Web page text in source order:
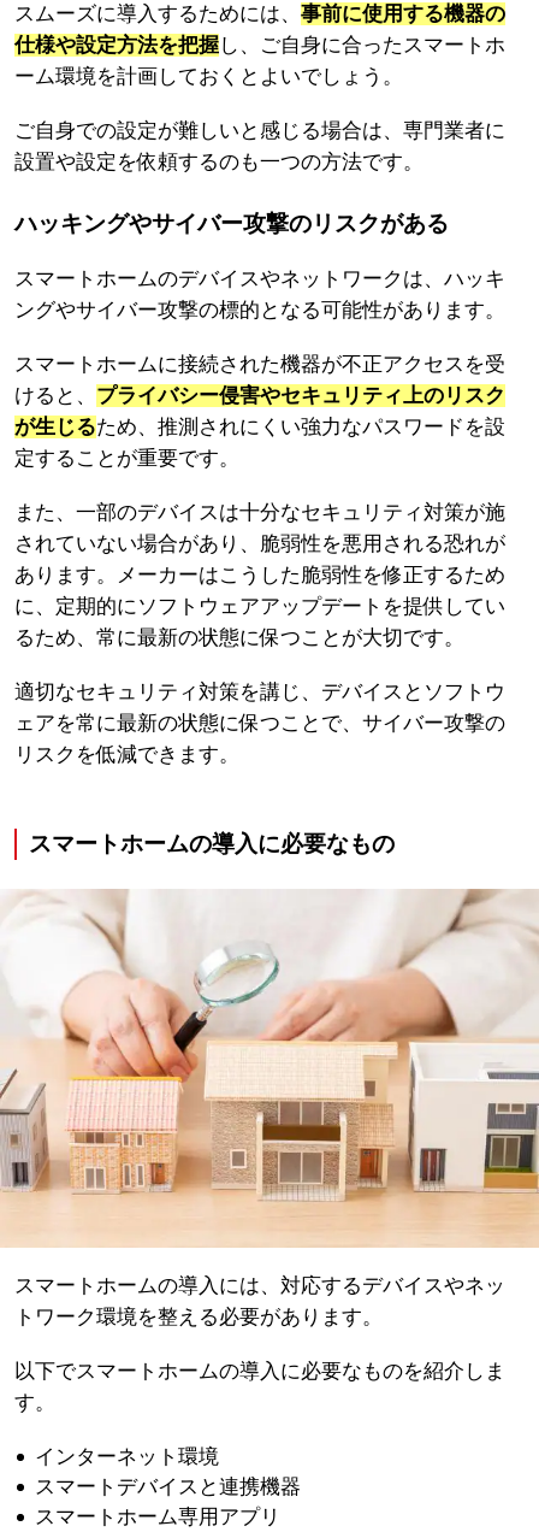
スムーズに導入するためには、 事前に使用する機器の
仕様や設定方法を把握し、ご自身に合ったスマートホ
ーム環境を計画しておくとよいでしょう。
ご自身での設定が難しいと感じる場合は、専門業者に
設置や設定を依頼するのも一つの方法です。
ハッキングやサイバー攻撃のリスクがある
スマートホームのデバイスやネットワークは、ハッキ
ングやサイバー攻撃の標的となる可能性があります。
スマートホームに接続された機器が不正アクセスを受
けると、 プライバシー侵害やセキュリティ上のリスク
が生じるため、推測されにくい強力なパスワードを設
定することが重要です。
また、一部のデバイスは十分なセキュリティ対策が施
されていない場合があり、脆弱性を悪用される恐れが
あります。メーカーはこうした脆弱性を修正するため
に、定期的にソフトウェアアップデートを提供してい
るため、常に最新の状態に保つことが大切です。
適切なセキュリティ対策を講じ、デバイスとソフトウ
ェアを常に最新の状態に保つことで、サイバー攻撃の
リスクを低減できます。
スマートホームの導入に必要なもの
スマートホームの導入には、対応するデバイスやネッ
トワーク環境を整える必要があります。
以下でスマートホームの導入に必要なものを紹介しま
す。
インターネット環境
スマートデバイスと連携機器
スマートホーム専用アプリ